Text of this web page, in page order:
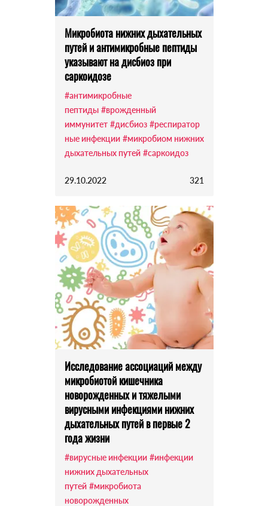
Микробиота нижних дыхательных
путей и антимикробные пептиды
указывают на дисбиоз при
саркоидозе
#антимикробные
пептиды #врожденный
иммунитет #дисбиоз #респиратор
ные инфекции #микробиом нижних
дыхательных путей #саркоидоз
29.10.2022 321
Исследование ассоциаций между
микробиотой кишечника
новорожденных и тяжелыми
вирусными инфекциями нижних
дыхательных путей в первые 2
года жизни
#вирусные инфекции #инфекции
нижних дыхательных
путей #микробиота
новорожденных